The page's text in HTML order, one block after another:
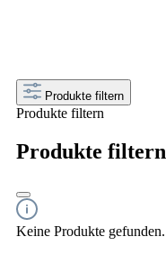
Produkte filtern
Produkte filtern
Produkte filtern
Keine Produkte gefunden.